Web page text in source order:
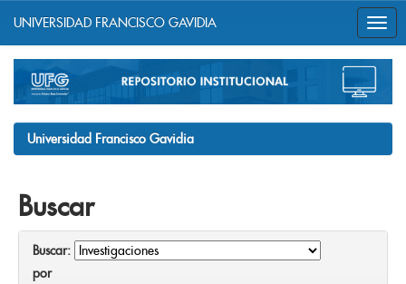
navigation
UNIVERSIDAD FRANCISCO GAVIDIA
Universidad Francisco Gavidia
Buscar
Buscar:
por